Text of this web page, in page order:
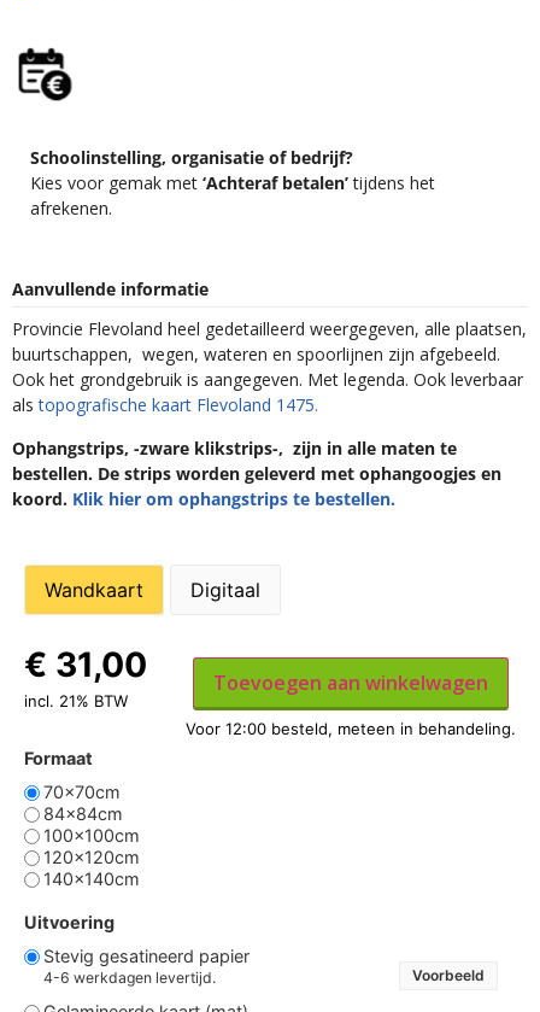
Schoolinstelling, organisatie of bedrijf?
Kies voor gemak met ‘Achteraf betalen’tijdens het
afrekenen.
Aanvullende informatie
Provincie Flevoland heel gedetailleerd weergegeven, alle plaatsen,
buurtschappen, wegen, wateren en spoorlijnen zijn afgebeeld.
Ook het grondgebruik is aangegeven. Met legenda. Ook leverbaar
alstopografische kaart Flevoland 1475.
Ophangstrips, -zware klikstrips-, zijn in alle maten te
bestellen. De strips worden geleverd met ophangoogjes en
koord. Klik hier om ophangstrips te bestellen.
Wandkaart Digitaal
Formaat
70x70cm
84x84cm
100x100cm
120x120cm
140x140cm
Uitvoering
Stevig gesatineerd papier
4-6 werkdagen levertijd. Voorbeeld
€ 31,00
incl. 21% BTW
Toevoegen aan winkelwagen